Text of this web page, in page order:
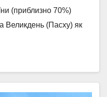
(приблизно 70%)
Великдень (Пасху) як